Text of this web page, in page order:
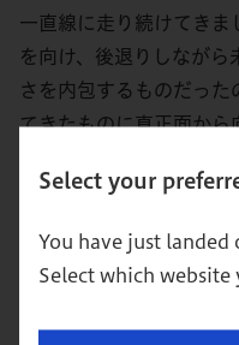
Select your
You have just landed
Select which website
一直線に走り続けてきま
を向け、後退りしながら
さを内包するものだっ
てきたものに真正面から
た。自己変革のプロセス
あったのかもしれない。